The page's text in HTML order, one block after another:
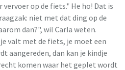
op de fiets." He ho! Dat is
niet met dat ding op de
dan?", wil Carla weten.
valt met de fiets, je moet een
aangereden, dan kan je kindje
komen waar het geplet wordt